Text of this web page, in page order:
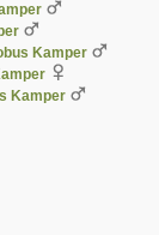
Kamper
Kamper